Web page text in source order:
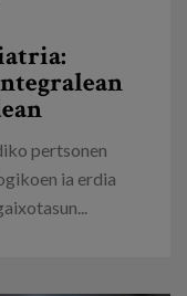
pertsonen
ia erdia